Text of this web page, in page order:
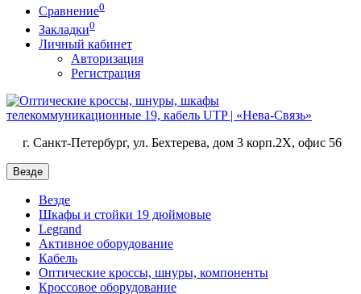
Сравнение0
Закладки0
Личный кабинет
Авторизация
Регистрация
г. Санкт-Петербург, ул. Бехтерева, дом 3 корп.2X, офис 56
Везде
Везде
Шкафы и стойки 19 дюймовые
Legrand
Активное оборудование
Кабель
Оптические кроссы, шнуры, компоненты
Кроссовое оборудование